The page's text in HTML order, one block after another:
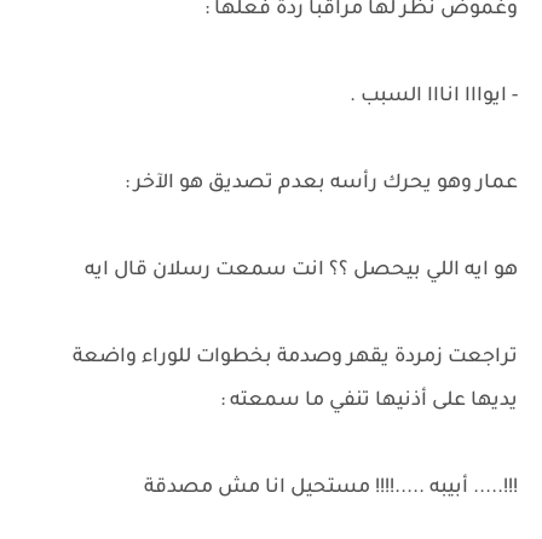
وغموض نظر لها مراقبا ردة فعلها :
- ايوااا انااا السبب .
عمار وهو يحرك رأسه بعدم تصديق هو الآخر :
هو ايه اللي بيحصل ؟؟ انت سمعت رسلان قال ايه
تراجعت زمردة يقهر وصدمة بخطوات للوراء واضعة
يديها على أذنيها تنفي ما سمعته :
!!!..... أبيبه .....!!!! مستحيل انا مش مصدقة